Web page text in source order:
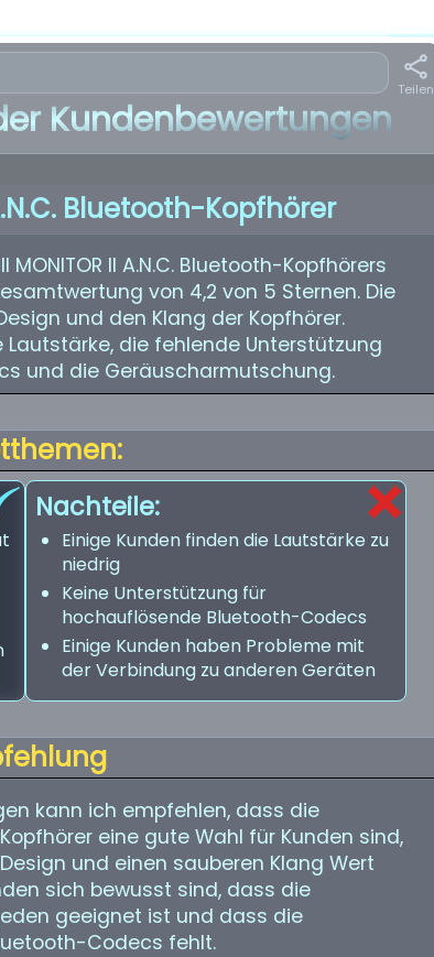
Teilen
Kundenbewertungen
Bluetooth-Kopfhörer
II A.N.C. Bluetooth-Kopfhörers
von 4,2 von 5 Sternen. Die
und den Klang der Kopfhörer.
die fehlende Unterstützung
und die Geräuscharmutschung.
Nachteile:
Einige Kunden finden die Lautstärke zu
niedrig
Keine Unterstützung für
hochauflösende Bluetooth-Codecs
Einige Kunden haben Probleme mit
der Verbindung zu anderen Geräten
kann ich empfehlen, dass die
eine gute Wahl für Kunden sind,
und einen sauberen Klang Wert
sich bewusst sind, dass die
geeignet ist und dass die
Codecs fehlt.